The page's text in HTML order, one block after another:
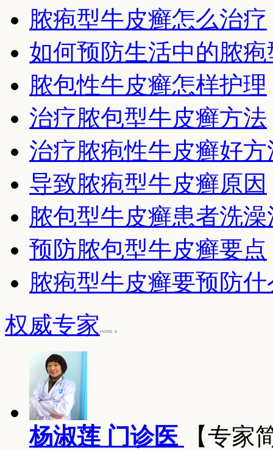
脓疱型牛皮癣怎么治疗
如何预防生活中的脓
脓包性牛皮癣怎样护理
治疗脓包型牛皮癣方法
治疗脓疱性牛皮癣好方
导致脓疱型牛皮癣原因
脓包型牛皮癣患者洗
预防脓包型牛皮癣要点
脓疱型牛皮癣要预防什
权威专家
杨淑莲 门诊医
【专家